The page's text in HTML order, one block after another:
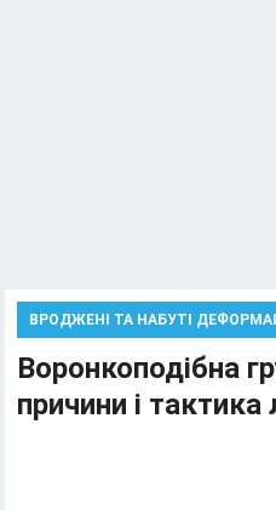
ВРОДЖЕНІ ТА НАБУТІ
Воронкоподібна
причини і тактика